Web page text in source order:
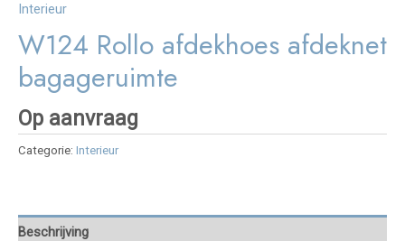
Interieur
W124 Rollo afdekhoes afdeknet
bagageruimte
Op aanvraag
Categorie: Interieur
Beschrijving